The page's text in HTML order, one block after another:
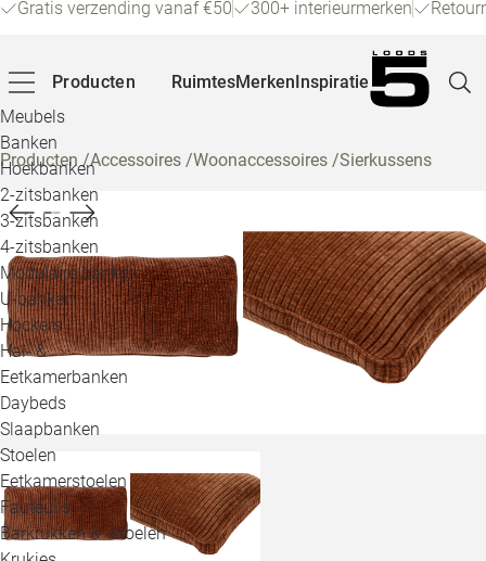
Gratis verzending vanaf €50 300+ interieurmerken
Producten
Meubels
Banken
Hoekbanken
2-zitsbanken
3-zitsbanken
4-zitsbanken
Modulaire banken
U-banken
Hockers
Hal- &
Eetkamerbanken
Daybeds
Slaapbanken
Stoelen
Eetkamerstoelen
Fauteuils
Barkrukken & -stoelen
RuimtesMerkenInspiratie
Producten/Accessoires /Woonaccessoires /Sierkussens